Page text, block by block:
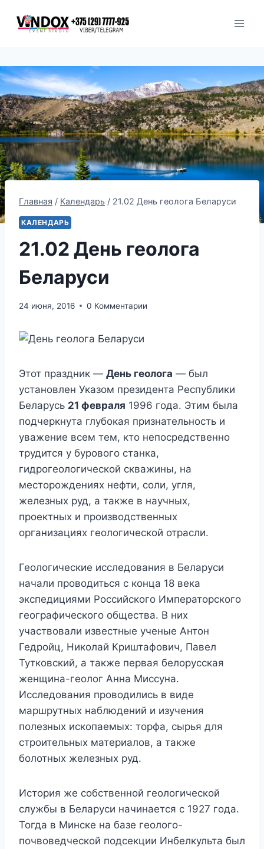
Главная / Календарь / 21.02 День геолога Беларуси
КАЛЕНДАРЬ
21.02 День геолога
Беларуси
24 июня, 2016 0 Комментарии
Этот праздник — День геолога — был
установлен Указом президента Республики
Беларусь 21 февраля 1996 года. Этим была
подчеркнута глубокая признательность и
уважение всем тем, кто непосредственно
трудится у бурового станка,
гидрогеологической скважины, на
месторождениях нефти, соли, угля,
железных руд, а также в научных,
проектных и производственных
организациях геологической отрасли.
Геологические исследования в Беларуси
начали проводиться с конца 18 века
экспедициями Российского Императорского
географического общества. В них
участвовали известные ученые Антон
Гедройц, Николай Криштафович, Павел
Тутковский, а также первая белорусская
женщина-геолог Анна Миссуна.
Исследования проводились в виде
маршрутных наблюдений и изучения
полезных ископаемых: торфа, сырья для
строительных материалов, а также
болотных железных руд.
История же собственной геологической
службы в Беларуси начинается с 1927 года.
Тогда в Минске на базе геолого-
почвоведческой подсекции Инбелкульта был